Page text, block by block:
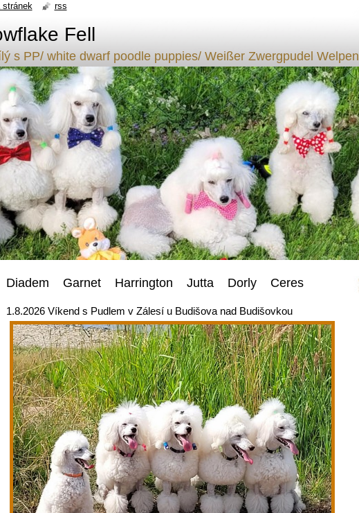
Fell
s PP/ white dwarf poodle puppies/ Weißer Zwergpudel
Diadem Garnet Harrington Jutta Dorly Ceres
1.8.2026 Víkend s Pudlem v Zálesí u Budišova nad Budišovkou
stránek
rss